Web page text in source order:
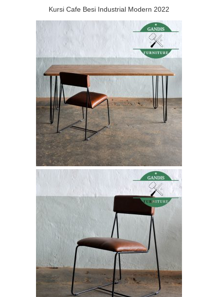
Kursi Cafe Besi Industrial Modern 2022